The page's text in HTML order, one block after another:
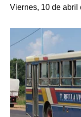
Viernes, 10 de abril